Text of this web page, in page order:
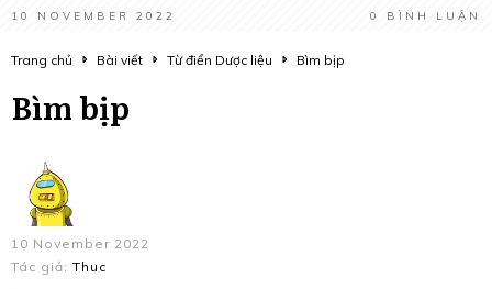
10 NOVEMBER 2022 0 BÌNH LUẬN
Trang chủ Bài viết Từ điển Dược liệu Bìm bịp
Bìm bịp
10 November 2022
Tác giả: Thuc